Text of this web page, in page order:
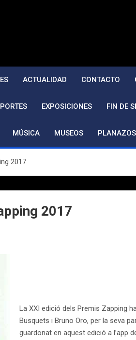
ACTUALIDAD CONTACTO
EXPOSICIONES FIN DE
MÚSICA MUSEOS
2017
2017
La XXI edició dels Premis Zapping
Busquets i Bruno Oro, per la seva
guardonat en aquest edició a l’app